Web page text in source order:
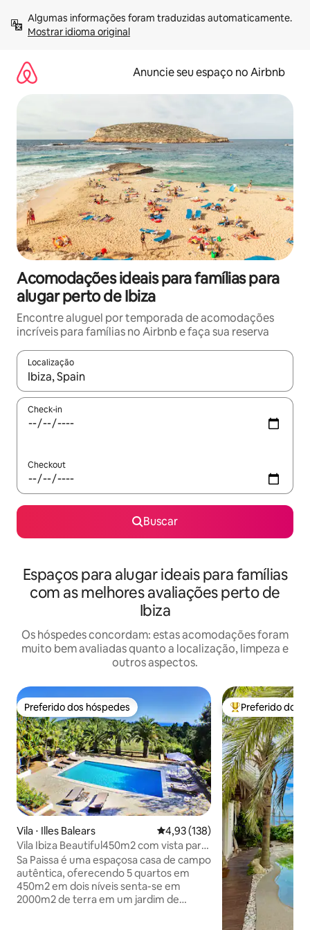
para
Mostrar idioma original
Anuncie seu espaço no Airbnb
Acomodações ideais para famílias para
alugar perto de Ibiza
Encontre aluguel por temporada de acomodações
incríveis para famílias no Airbnb e faça sua reserva
Localização
Quando os resultados estiverem disponíveis, explore-os
Check-in
Checkout
Buscar
Espaços para alugar ideais para famílias
com as melhores avaliações perto de
Ibiza
Os hóspedes concordam: estas acomodações foram
muito bem avaliadas quanto a localização, limpeza e
outros aspectos.
Preferido dos hóspedes
Preferido dos hóspedes
Vila ⋅ Illes Balears 4,93 de uma avaliação média de
4,93 (138)
Vila Ibiza Beautiful450m2 com vista para
o mar em Es Cubells.
Sa Paissa é uma espaçosa casa de campo
autêntica, oferecendo 5 quartos em
450m2 em dois níveis senta-se em
2000m2 de terra em um jardim de
Entre os
Preferido dos